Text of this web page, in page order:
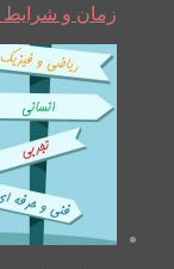
زمان و شرایط